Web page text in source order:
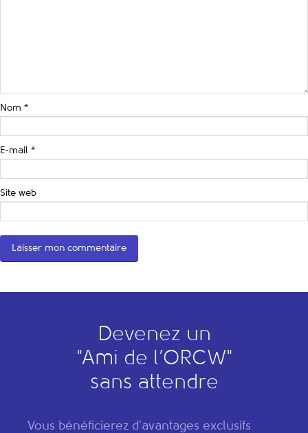
Nom *
E-mail *
Site web
Devenez un
"Ami de l’ORCW"
sans attendre
Vous bénéficierez d'avantages exclusifs